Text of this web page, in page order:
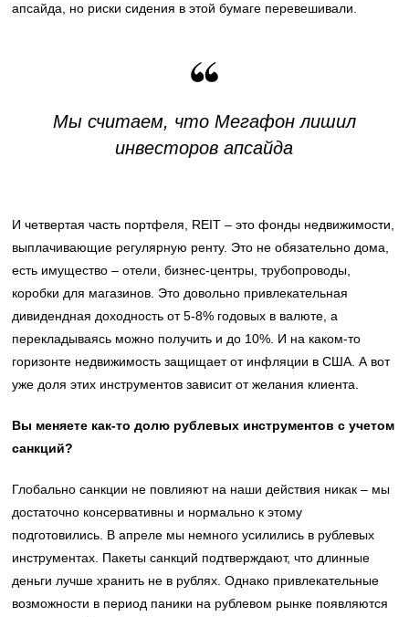
апсайда, но риски сидения в этой бумаге перевешивали.
Мы считаем, что Мегафон лишил
инвесторов апсайда
И четвертая часть портфеля, REIT – это фонды недвижимости,
выплачивающие регулярную ренту. Это не обязательно дома,
есть имущество – отели, бизнес-центры, трубопроводы,
коробки для магазинов. Это довольно привлекательная
дивидендная доходность от 5-8% годовых в валюте, а
перекладываясь можно получить и до 10%. И на каком-то
горизонте недвижимость защищает от инфляции в США. А вот
уже доля этих инструментов зависит от желания клиента.
Вы меняете как-то долю рублевых инструментов с учетом
санкций?
Глобально санкции не повлияют на наши действия никак – мы
достаточно консервативны и нормально к этому
подготовились. В апреле мы немного усилились в рублевых
инструментах. Пакеты санкций подтверждают, что длинные
деньги лучше хранить не в рублях. Однако привлекательные
возможности в период паники на рублевом рынке появляются